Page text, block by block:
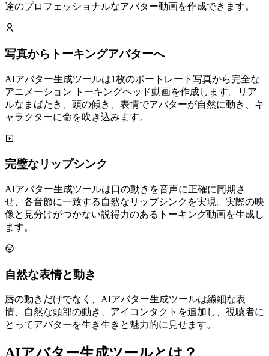
途のプロフェッショナルなアバター動画を作成できます。
写真からトーキングアバターへ
AIアバター生成ツールは1枚のポートレート写真から完全な
アニメーション トーキングヘッド動画を作成します。リア
ルなまばたき、頭の傾き、表情でアバターが自然に動き、キ
ャラクターに命を吹き込みます。
完璧なリップシンク
AIアバター生成ツールは口の動きを音声に正確に同期さ
せ、各音節に一致する自然なリップシンクを実現。実際の映
像と見分けがつかない説得力のあるトーキング動画を生成し
ます。
自然な表情と動き
唇の動きだけでなく、AIアバター生成ツールは繊細な表
情、自然な頭部の動き、アイコンタクトを追加し、視聴者に
とってアバターを生き生きと魅力的に見せます。